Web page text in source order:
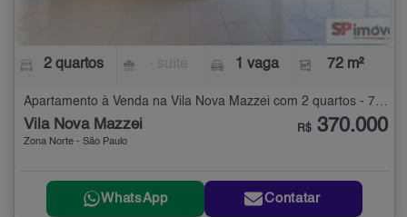
2 quartos 1 vaga 72 m²
Apartamento à Venda na Vila Nova Mazzei com 2 quartos - 72 m²
Vila Nova Mazzei
Zona Norte - São Paulo
R$ 370.000
WhatsApp Contatar